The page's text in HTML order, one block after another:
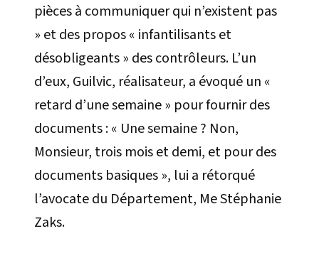
pièces à communiquer qui n’existent pas
» et des propos « infantilisants et
désobligeants » des contrôleurs. L’un
d’eux, Guilvic, réalisateur, a évoqué un «
retard d’une semaine » pour fournir des
documents : « Une semaine ? Non,
Monsieur, trois mois et demi, et pour des
documents basiques », lui a rétorqué
l’avocate du Département, Me Stéphanie
Zaks.